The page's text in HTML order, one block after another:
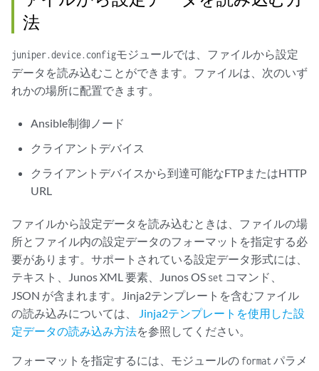
                }
              }
      register: response
    - name: "Print the response"
      ansible.builtin.debug:
法
juniper.device.configモジュールでは、ファイルから設定
データを読み込むことができます。ファイルは、次のいず
れかの場所に配置できます。
Ansible制御ノード
クライアントデバイス
クライアントデバイスから到達可能なFTPまたはHTTP
URL
ファイルから設定データを読み込むときは、ファイルの場
所とファイル内の設定データのフォーマットを指定する必
要があります。サポートされている設定データ形式には、
テキスト、Junos XML 要素、Junos OS set コマンド、
JSON が含まれます。Jinja2テンプレートを含むファイル
の読み込みについては、
Jinja2テンプレートを使用した設
定データの読み込み方法を参照してください。
フォーマットを指定するには、モジュールの formatパラメ